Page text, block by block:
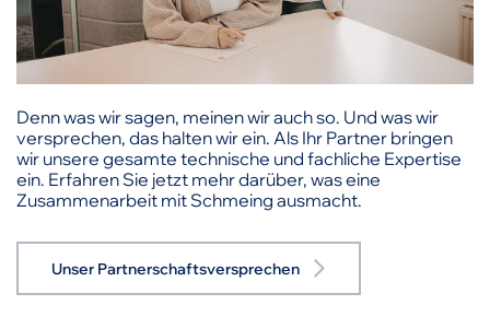
Denn was wir sagen, meinen wir auch so. Und was wir
versprechen, das halten wir ein. Als Ihr Partner bringen
wir unsere gesamte technische und fachliche Expertise
ein. Erfahren Sie jetzt mehr darüber, was eine
Zusammenarbeit mit Schmeing ausmacht.
Unser Partnerschaftsversprechen